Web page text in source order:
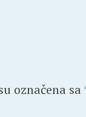
označena sa